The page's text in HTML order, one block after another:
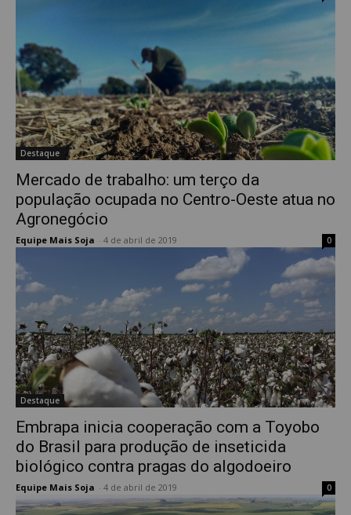
Destaque
Mercado de trabalho: um terço da
população ocupada no Centro-Oeste atua no
Agronegócio
Equipe Mais Soja 4 de abril de 2019 0
Destaque
Embrapa inicia cooperação com a Toyobo
do Brasil para produção de inseticida
biológico contra pragas do algodoeiro
Equipe Mais Soja 4 de abril de 2019 0